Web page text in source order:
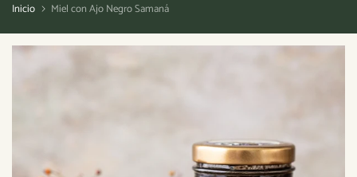
Inicio Miel con Ajo Negro Samaná